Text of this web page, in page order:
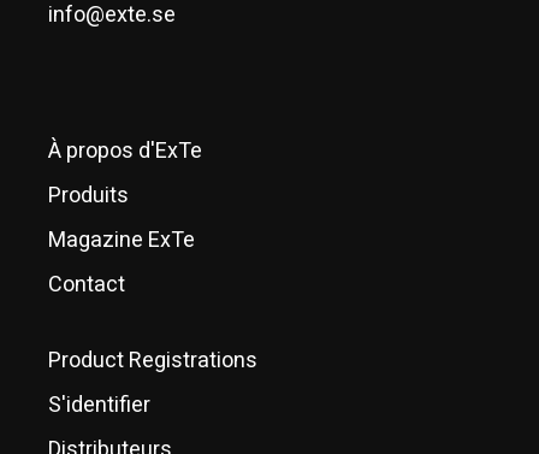
info@exte.se
À propos d'ExTe
Produits
Magazine ExTe
Contact
Product Registrations
S'identifier
Distributeurs